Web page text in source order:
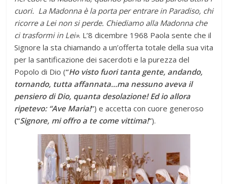
cuori. La Madonna è la porta per entrare in Paradiso, chi
ricorre a Lei non si perde. Chiediamo alla Madonna che
ci trasformi in Lei». L’8 dicembre 1968 Paola sente che il
Signore la sta chiamando a un’offerta totale della sua vita
per la santificazione dei sacerdoti e la purezza del
Popolo di Dio (“Ho visto fuori tanta gente, andando,
tornando, tutta affannata…ma nessuno aveva il
pensiero di Dio, quanta desolazione! Ed io allora
ripetevo: “Ave Maria!”) e accetta con cuore generoso
(“Signore, mi offro a te come vittima!”).